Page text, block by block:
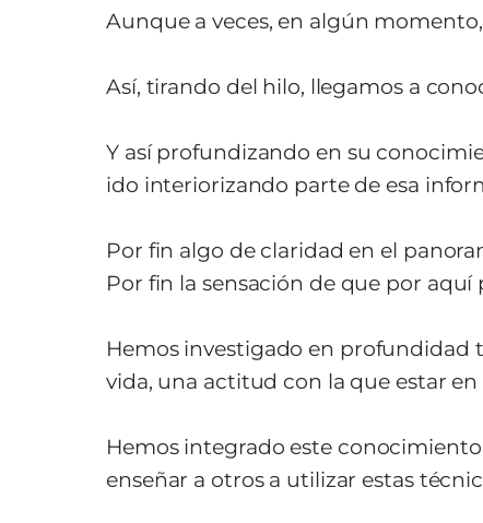
Aunque a veces, en algún
Así, tirando del hilo, llegamos a
Y así profundizando en su
ido interiorizando parte de esa
Por fin algo de claridad en el
Por fin la sensación de que por aquí
Hemos investigado en profundidad
vida, una actitud con la que estar
Hemos integrado este
enseñar a otros a utilizar estas